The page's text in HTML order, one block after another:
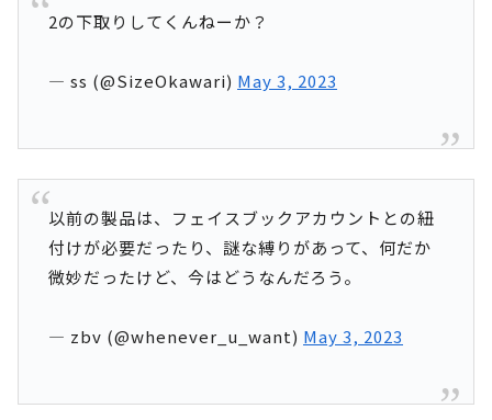
2の下取りしてくんねーか？
— ss (@SizeOkawari) May 3, 2023
以前の製品は、フェイスブックアカウントとの紐
付けが必要だったり、謎な縛りがあって、何だか
微妙だったけど、今はどうなんだろう。
— zbv (@whenever_u_want) May 3, 2023